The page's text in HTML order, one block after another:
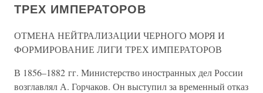
ТРЕХ ИМПЕРАТОРОВ
ОТМЕНА НЕЙТРАЛИЗАЦИИ ЧЕРНОГО МОРЯ И
ФОРМИРОВАНИЕ ЛИГИ ТРЕХ ИМПЕРАТОРОВ
В 1856–1882 гг. Министерство иностранных дел России
возглавлял А. Горчаков. Он выступил за временный отказ